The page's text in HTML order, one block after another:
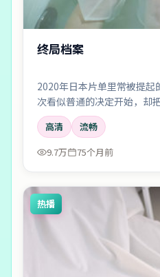
终局档案
2020年日本片单里常被提
次看似普通的决定开始，却
路；剪辑利落，情绪像潮水
高清
流畅
9.7万
75个月前
热播